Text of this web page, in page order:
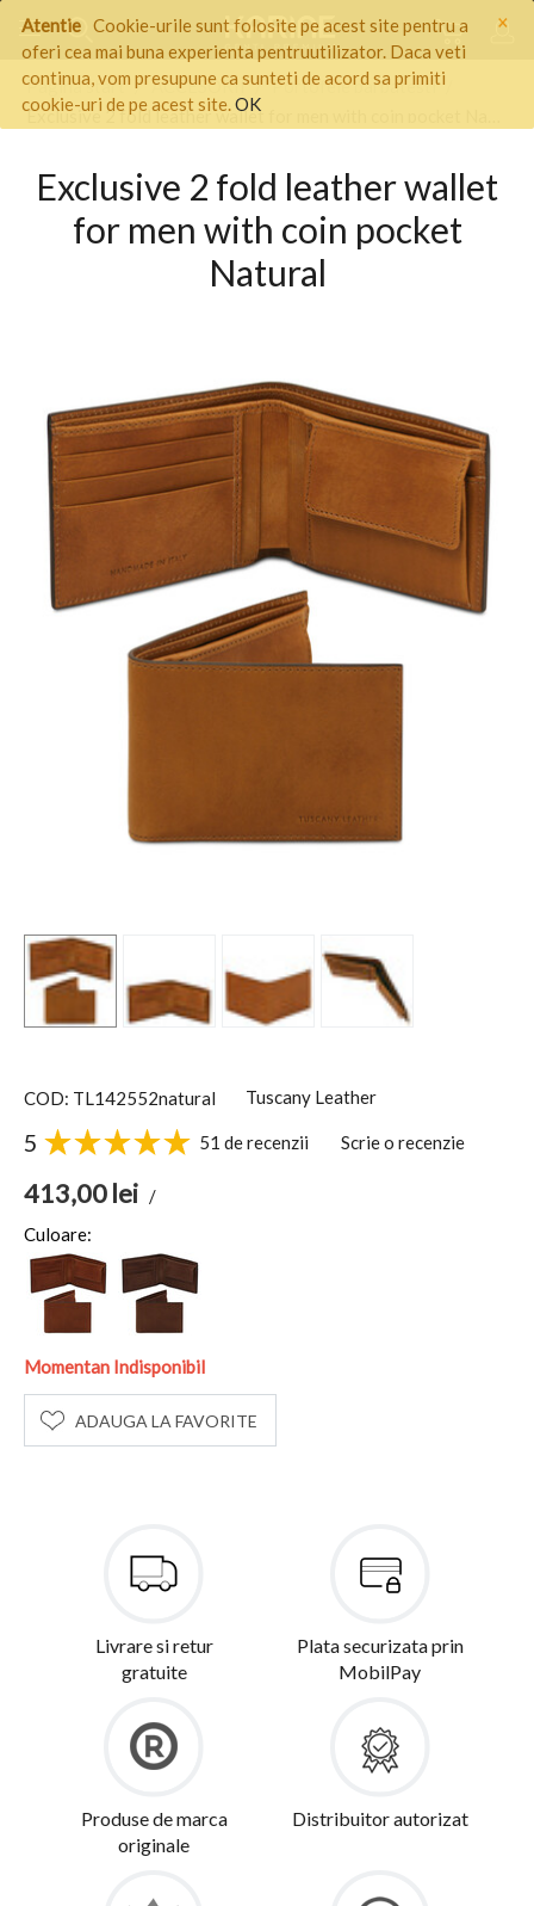
×
Atentie Cookie-urile sunt folosite pe acest site pentru a
oferi cea mai buna experienta pentruutilizator. Daca veti
continua, vom presupune ca sunteti de acord sa primiti
cookie-uri de pe acest site.OK
Pagina start / ACCESORII / Portofele barbatesti
Exclusive 2 fold leather wallet for men with coin pocket Natural
Exclusive 2 fold leather wallet
for men with coin pocket
Natural
COD: TL142552natural Tuscany Leather
5 51 de recenzii Scrie o recenzie
413,00lei /
Culoare:
Momentan Indisponibil
ADAUGA LA FAVORITE
Livrare si retur
gratuite
Plata securizata prin
MobilPay
Produse de marca
originale
Distribuitor autorizat